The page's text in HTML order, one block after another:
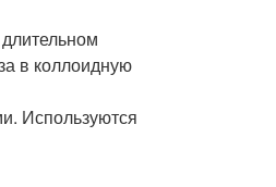
в коллоидную
Используются